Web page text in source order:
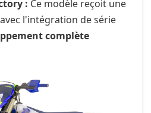
: Ce modèle reçoit une
l'intégration de série
complète